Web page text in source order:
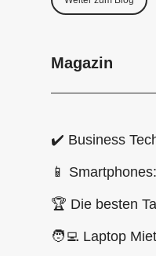
Magazin
✔️ Business
📱
🏆 Die besten
🧑‍💻 Laptop